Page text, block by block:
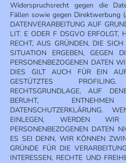
Widerspruchsrecht gegen die
Fällen sowie gegen Direktwerbung
DATENVERARBEITUNG AUF
LIT. E ODER F DSGVO ERFOLGT,
RECHT, AUS GRÜNDEN, DIE
SITUATION ERGEBEN, GEGEN
PERSONENBEZOGENEN DATEN
DIES GILT AUCH FÜR EIN
GESTÜTZTES
RECHTSGRUNDLAGE, AUF
BERUHT,
DATENSCHUTZERKLÄRUNG.
EINLEGEN, WERDEN WIR
PERSONENBEZOGENEN DATEN
ES SEI DENN, WIR KÖNNEN
GRÜNDE FÜR DIE
INTERESSEN, RECHTE UND